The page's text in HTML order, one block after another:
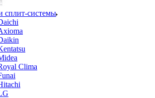
сплит-системы
Clima